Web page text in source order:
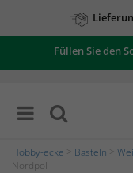
Füllen Sie den
Hobby-ecke Basteln
Nordpol